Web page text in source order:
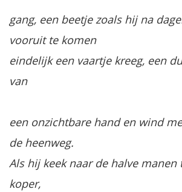
gang, een beetje zoals hij na
vooruit te komen
eindelijk een vaartje kreeg, een
van
een onzichtbare hand en wind
de heenweg.
Als hij keek naar de halve manen
koper,